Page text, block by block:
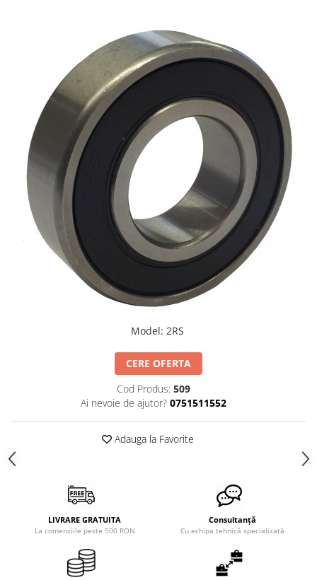
Model: 2RS
CERE OFERTA
Cod Produs: 509
Ai nevoie de ajutor? 0751511552
Adauga la Favorite
LIVRARE GRATUITA
La comenziile peste 500 RON
Consultanță
Cu echipa tehnică specializată